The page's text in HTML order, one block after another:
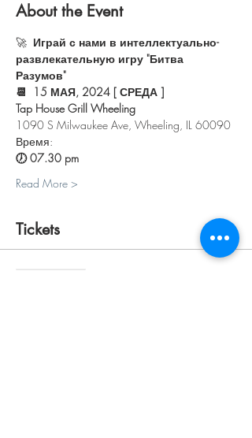
About the Event
🚀 Играй с нами в интеллектуально-
развлекательную игру "Битва
Разумов"
📆  15 МАЯ, 2024 [ СРЕДА ]
Tap House Grill Wheeling
1090 S Milwaukee Ave, Wheeling, IL 60090
Время:
🕖 07.30 pm
Read More >
Tickets